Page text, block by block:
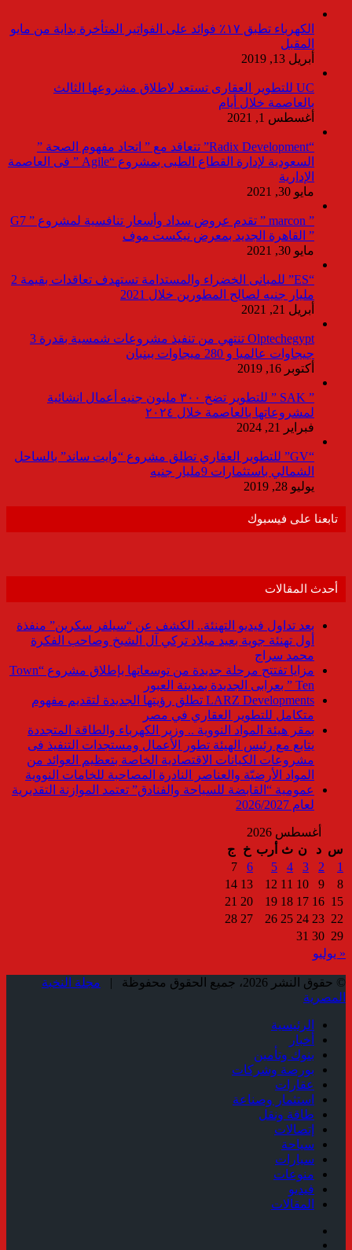
الكهرباء تطبق ١٧٪ فوائد على الفواتير المتأخرة بداية من مايو
المقبل
أبريل 13, 2019
UC للتطوير العقارى تستعد لاطلاق مشروعها الثالث
بالعاصمة خلال أيام
أغسطس 1, 2021
“Radix Development” تتعاقد مع ” اتحاد مفهوم الصحة ”
السعودية لإدارة القطاع الطبى بمشروع “Agile ” فى العاصمة
الإدارية
مايو 30, 2021
” marcon ” تقدم عروض سداد وأسعار تنافسية لمشروع ” G7
” القاهرة الجديد بمعرض نيكست موف
مايو 30, 2021
“ES” للمبانى الخضراء والمستدامة تستهدف تعاقدات بقيمة 2
مليار جنيه لصالح المطورين خلال 2021
أبريل 21, 2021
Olptechegypt تنتهي من تنفيذ مشروعات شمسية بقدرة 3
جيجاوات عالميا و 280 ميجاوات ببنبان
أكتوبر 16, 2019
” SAK ” للتطوير تضخ ٣٠٠ مليون جنيه أعمال انشائية
لمشروعاتها بالعاصمة خلال ٢٠٢٤
فبراير 21, 2024
“GV” للتطوير العقاري تطلق مشروع “وايت ساند” بالساحل
الشمالي باستثمارات 9مليار جنيه
يوليو 28, 2019
تابعنا على فيسبوك
أحدث المقالات
بعد تداول فيديو التهنئة.. الكشف عن “سيلفر سكرين” منفذة
أول تهنئة جوية بعيد ميلاد تركي آل الشيخ وصاحب الفكرة
محمد سراج
مزايا تفتتح مرحلة جديدة من توسعاتها بإطلاق مشروع “Town
Ten ” بعرابى الجديدة بمدينة العبور
LARZ Developments تطلق رؤيتها الجديدة لتقديم مفهوم
متكامل للتطوير العقاري في مصر
بمقر هيئة المواد النووية .. وزير الكهرباء والطاقة المتجددة
يتابع مع رئيس الهيئة تطور الأعمال ومستجدات التنفيذ فى
مشروعات الكيانات الاقتصادية الخاصة بتعظيم العوائد من
المواد الأرضيّة والعناصر النادرة المصاحبة للخامات النووية
عمومية “القابضة للسياحة والفنادق” تعتمد الموازنة التقديرية
لعام 2026/2027
أغسطس 2026
س د ن ث أرب خ
ج
1
2
3
4
5
6
7
8
9
10
11
12
13
14
15
16
17
18
19
20
21
22
23
24
25
26
27
28
29
30
31
« يوليو
© حقوق النشر 2026، جميع الحقوق محفوظة |
مجلة النخبة
المصرية
الرئيسية
أخبار
بنوك وتأمين
بورصة وشركات
عقارات
استثمار وصناعة
طاقة ونقل
إتصالات
سياحة
سيارات
منوعات
فيديو
المقالات